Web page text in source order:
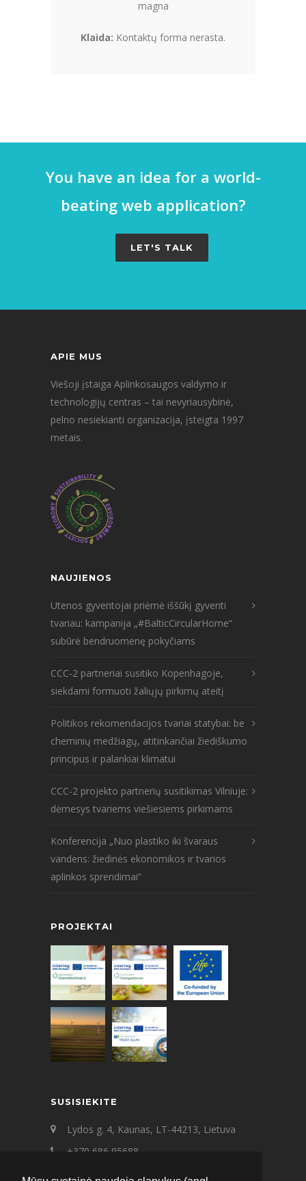
magna
Klaida: Kontaktų forma nerasta.
You have an idea for a world-
beating web application?
LET'S TALK
APIE MUS
Viešoji įstaiga Aplinkosaugos valdymo ir
technologijų centras – tai nevyriausybinė,
pelno nesiekianti organizacija, įsteigta 1997
metais.
NAUJIENOS
Utenos gyventojai priėmė iššūkį gyventi
tvariau: kampanija „#BalticCircularHome“
subūrė bendruomenę pokyčiams
CCC-2 partneriai susitiko Kopenhagoje,
siekdami formuoti žaliųjų pirkimų ateitį
Politikos rekomendacijos tvariai statybai: be
cheminių medžiagų, atitinkančiai žiediškumo
principus ir palankiai klimatui
CCC-2 projekto partnerių susitikimas Vilniuje:
dėmesys tvariems viešiesiems pirkimams
Konferencija „Nuo plastiko iki švaraus
vandens: žiedinės ekonomikos ir tvarios
aplinkos sprendimai“
PROJEKTAI
SUSISIEKITE
Lydos g. 4, Kaunas, LT-44213, Lietuva
+370 686 95688